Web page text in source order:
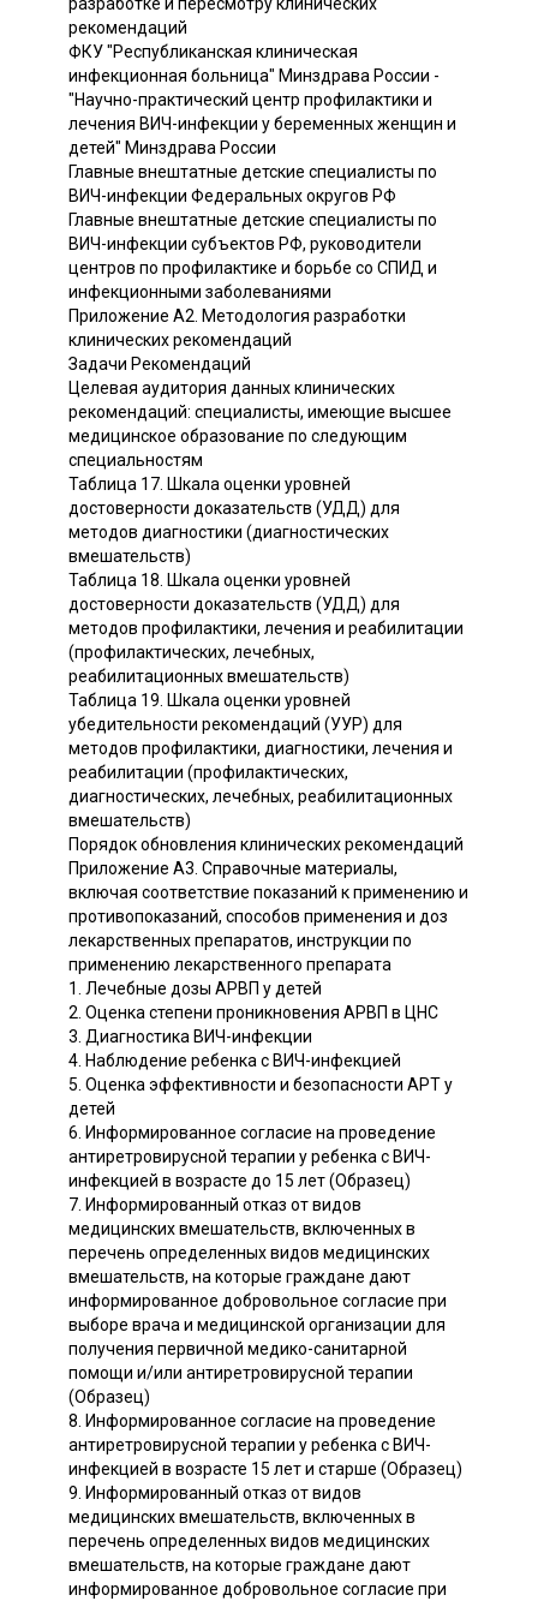
рекомендаций
ФКУ "Республиканская клиническая
инфекционная больница" Минздрава России -
"Научно-практический центр профилактики и
лечения ВИЧ-инфекции у беременных женщин и
детей" Минздрава России
Главные внештатные детские специалисты по
ВИЧ-инфекции Федеральных округов РФ
Главные внештатные детские специалисты по
ВИЧ-инфекции субъектов РФ, руководители
центров по профилактике и борьбе со СПИД и
инфекционными заболеваниями
Приложение А2. Методология разработки
клинических рекомендаций
Задачи Рекомендаций
Целевая аудитория данных клинических
рекомендаций: специалисты, имеющие высшее
медицинское образование по следующим
специальностям
Таблица 17. Шкала оценки уровней
достоверности доказательств (УДД) для
методов диагностики (диагностических
вмешательств)
Таблица 18. Шкала оценки уровней
достоверности доказательств (УДД) для
методов профилактики, лечения и реабилитации
(профилактических, лечебных,
реабилитационных вмешательств)
Таблица 19. Шкала оценки уровней
убедительности рекомендаций (УУР) для
методов профилактики, диагностики, лечения и
реабилитации (профилактических,
диагностических, лечебных, реабилитационных
вмешательств)
Порядок обновления клинических рекомендаций
Приложение А3. Справочные материалы,
включая соответствие показаний к применению и
противопоказаний, способов применения и доз
лекарственных препаратов, инструкции по
применению лекарственного препарата
1. Лечебные дозы АРВП у детей
2. Оценка степени проникновения АРВП в ЦНС
3. Диагностика ВИЧ-инфекции
4. Наблюдение ребенка с ВИЧ-инфекцией
5. Оценка эффективности и безопасности АРТ у
детей
6. Информированное согласие на проведение
антиретровирусной терапии у ребенка с ВИЧ-
инфекцией в возрасте до 15 лет (Образец)
7. Информированный отказ от видов
медицинских вмешательств, включенных в
перечень определенных видов медицинских
вмешательств, на которые граждане дают
информированное добровольное согласие при
выборе врача и медицинской организации для
получения первичной медико-санитарной
помощи и/или антиретровирусной терапии
(Образец)
8. Информированное согласие на проведение
антиретровирусной терапии у ребенка с ВИЧ-
инфекцией в возрасте 15 лет и старше (Образец)
9. Информированный отказ от видов
медицинских вмешательств, включенных в
перечень определенных видов медицинских
вмешательств, на которые граждане дают
информированное добровольное согласие при